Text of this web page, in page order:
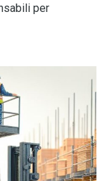
per